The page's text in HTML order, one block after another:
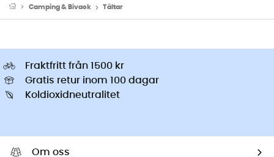
Camping & Bivack Tältar
Fraktfritt från 1500 kr
Gratis retur inom 100 dagar
Koldioxidneutralitet
Om oss